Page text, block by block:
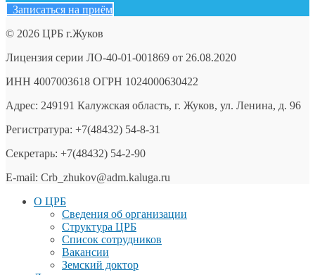
Записаться на приём
© 2026 ЦРБ г.Жуков
Лицензия серии ЛО-40-01-001869 от 26.08.2020
ИНН 4007003618 ОГРН 1024000630422
Адрес: 249191 Калужская область, г. Жуков, ул. Ленина, д. 96
Регистратура: +7(48432) 54-8-31
Секретарь: +7(48432) 54-2-90
E-mail: Crb_zhukov@adm.kaluga.ru
О ЦРБ
Сведения об организации
Структура ЦРБ
Список сотрудников
Вакансии
Земский доктор